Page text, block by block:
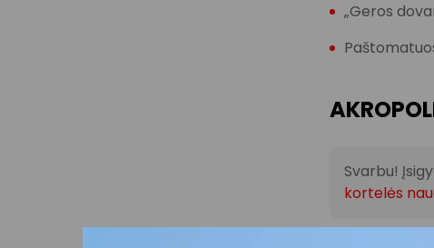
„Geros
Svarbu!
kortelės